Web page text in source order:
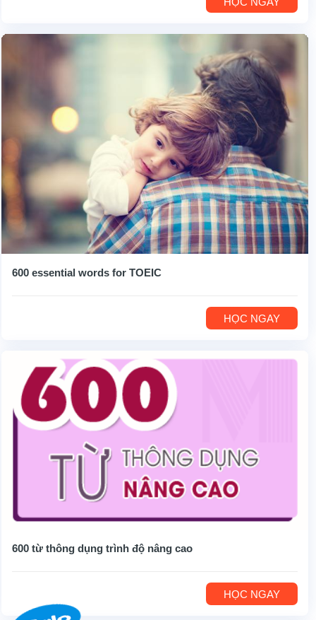
600 essential words for TOEIC
HỌC NGAY
600 từ thông dụng trình độ nâng cao
HỌC NGAY